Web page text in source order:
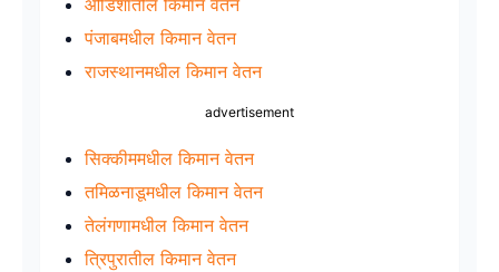
पंजाबमधील किमान वेतन
राजस्थानमधील किमान वेतन
advertisement
सिक्कीममधील किमान वेतन
तमिळनाडूमधील किमान वेतन
तेलंगणामधील किमान वेतन
त्रिपुरातील किमान वेतन